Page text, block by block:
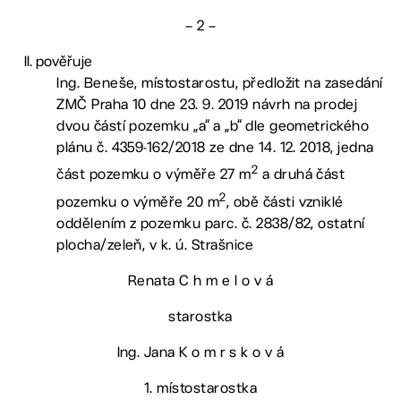
– 2 –
pověřuje
Ing. Beneše, místostarostu, předložit na zasedání
ZMČ Praha 10 dne 23. 9. 2019 návrh na prodej
dvou částí pozemku „a“ a „b“ dle geometrického
plánu č. 4359-162/2018 ze dne 14. 12. 2018, jedna
část pozemku o výměře 27 m2 a druhá část
pozemku o výměře 20 m2, obě části vzniklé
oddělením z pozemku parc. č. 2838/82, ostatní
plocha/zeleň, v k. ú. Strašnice
Renata C h m e l o v á
starostka
Ing. Jana K o m r s k o v á
1. místostarostka